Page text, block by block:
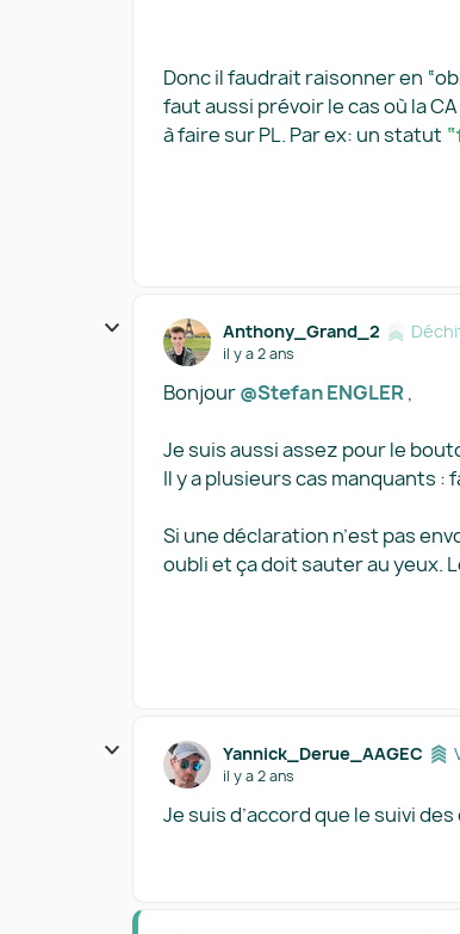
Donc il faudrait raisonner en
faut aussi prévoir le cas où la
à faire sur PL. Par ex: un statut
Anthony_Grand_2
il y a 2 ans
Bonjour@Stefan ENGLER ,
Je suis aussi assez pour le
Il y a plusieurs cas manquants :
Si une déclaration n’est pas
oubli et ça doit sauter au yeux.
Yannick_Derue_AAGEC
il y a 2 ans
Je suis d’accord que le suivi